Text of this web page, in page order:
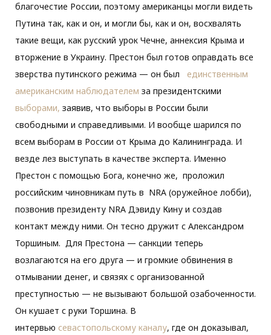
благочестие России, поэтому американцы могли видеть
Путина так, как и он, и могли бы, как и он, восхвалять
такие вещи, как русский урок Чечне, аннексия Крыма и
вторжение в Украину. Престон был готов оправдать все
зверства путинского режима — он был единственным
американским наблюдателем за президентскими
выборами, заявив, что выборы в России были
свободными и справедливыми. И вообще шарился по
всем выборам в России от Крыма до Калининграда. И
везде лез выступать в качестве эксперта. Именно
Престон с помощью Бога, конечно же, проложил
российским чиновникам путь в NRA (оружейное лобби),
позвонив президенту NRA Дэвиду Кину и создав
контакт между ними. Он тесно дружит с Александром
Торшиным. Для Престона — санкции теперь
возлагаются на его друга — и громкие обвинения в
отмывании денег, и связях с организованной
преступностью — не вызывают большой озабоченности.
Он кушает с руки Торшина. В
интервью севастопольскому каналу, где он доказывал,